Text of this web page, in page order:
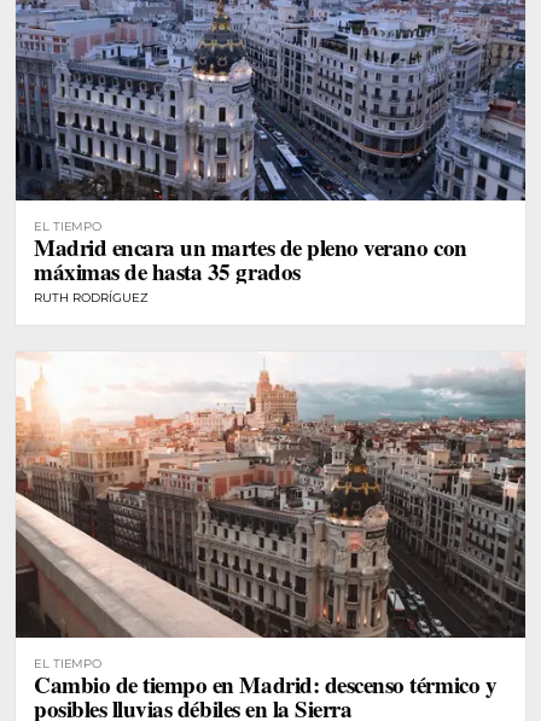
EL TIEMPO
Madrid encara un martes de pleno verano con
máximas de hasta 35 grados
RUTH RODRÍGUEZ
EL TIEMPO
Cambio de tiempo en Madrid: descenso térmico y
posibles lluvias débiles en la Sierra